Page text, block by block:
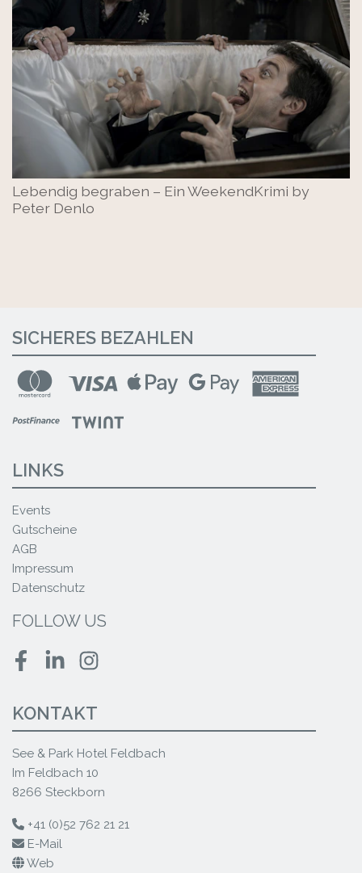
Lebendig begraben – Ein WeekendKrimi by
Peter Denlo
SICHERES BEZAHLEN
LINKS
Events
Gutscheine
AGB
Impressum
Datenschutz
FOLLOW US
FacebookLinkedInInstagram
KONTAKT
See & Park Hotel Feldbach
Im Feldbach 10
8266 Steckborn
+41 (0)52 762 21 21
E-Mail
Web